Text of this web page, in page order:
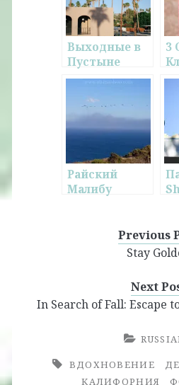
Выходные в
Пустыне
3
Райский
Малибу
Previous
Stay
Next
In Search of Fall: Escape
ВДОХНОВЕНИЕ
КАЛИФОРНИЯ